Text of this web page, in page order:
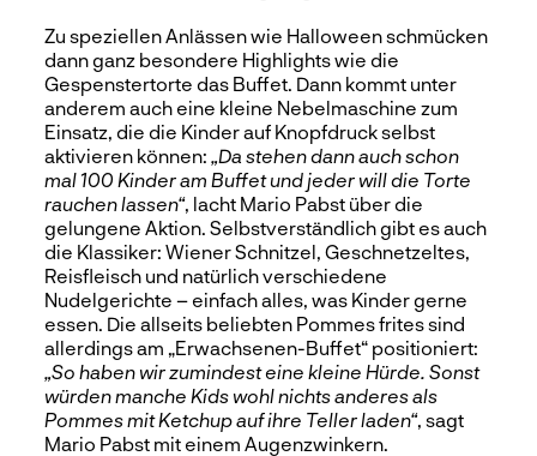
Zu speziellen Anlässen wie Halloween schmücken
dann ganz besondere Highlights wie die
Gespenstertorte das Buffet. Dann kommt unter
anderem auch eine kleine Nebelmaschine zum
Einsatz, die die Kinder auf Knopfdruck selbst
aktivieren können: „Da stehen dann auch schon
mal 100 Kinder am Buffet und jeder will die Torte
rauchen lassen“, lacht Mario Pabst über die
gelungene Aktion. Selbstverständlich gibt es auch
die Klassiker: Wiener Schnitzel, Geschnetzeltes,
Reisfleisch und natürlich verschiedene
Nudelgerichte – einfach alles, was Kinder gerne
essen. Die allseits beliebten Pommes frites sind
allerdings am „Erwachsenen-Buffet“ positioniert:
„So haben wir zumindest eine kleine Hürde. Sonst
würden manche Kids wohl nichts anderes als
Pommes mit Ketchup auf ihre Teller laden“, sagt
Mario Pabst mit einem Augenzwinkern.